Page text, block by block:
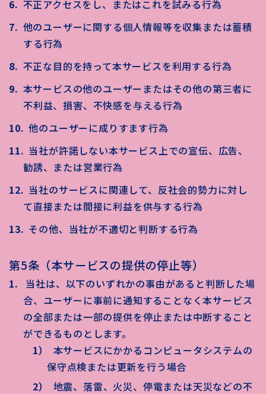
不正アクセスをし、またはこれを試みる行為
他のユーザーに関する個人情報等を収集または蓄積
する行為
不正な目的を持って本サービスを利用する行為
本サービスの他のユーザーまたはその他の第三者に
不利益、損害、不快感を与える行為
他のユーザーに成りすます行為
当社が許諾しない本サービス上での宣伝、広告、
勧誘、または営業行為
当社のサービスに関連して、反社会的勢力に対し
て直接または間接に利益を供与する行為
その他、当社が不適切と判断する行為
第5条（本サービスの提供の停止等）
当社は、以下のいずれかの事由があると判断した場
合、ユーザーに事前に通知することなく本サービス
の全部または一部の提供を停止または中断すること
ができるものとします。
本サービスにかかるコンピュータシステムの
保守点検または更新を行う場合
地震、落雷、火災、停電または天災などの不